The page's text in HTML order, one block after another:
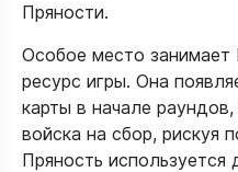
Пряности.
Особое место занимает
ресурс игры. Она
карты в начале
войска на сбор, рискуя
Пряность